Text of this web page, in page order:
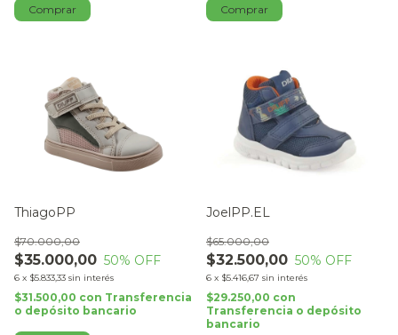
Comprar Comprar
ThiagoPP
$35.000,00
$70.000,00
50% OFF
6 x $5.833,33 sin interés
$31.500,00 con Transferencia
o depósito bancario
JoelPP.EL
$32.500,00
$65.000,00
50% OFF
6 x $5.416,67 sin interés
$29.250,00 con
Transferencia o depósito
bancario